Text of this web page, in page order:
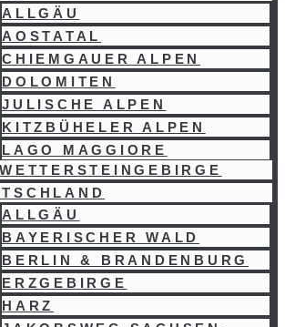
ALLGÄU
AOSTATAL
CHIEMGAUER ALPEN
DOLOMITEN
JULISCHE ALPEN
KITZBÜHELER ALPEN
LAGO MAGGIORE
WETTERSTEINGEBIRGE
ALLGÄU
BAYERISCHER WALD
BERLIN & BRANDENBURG
ERZGEBIRGE
HARZ